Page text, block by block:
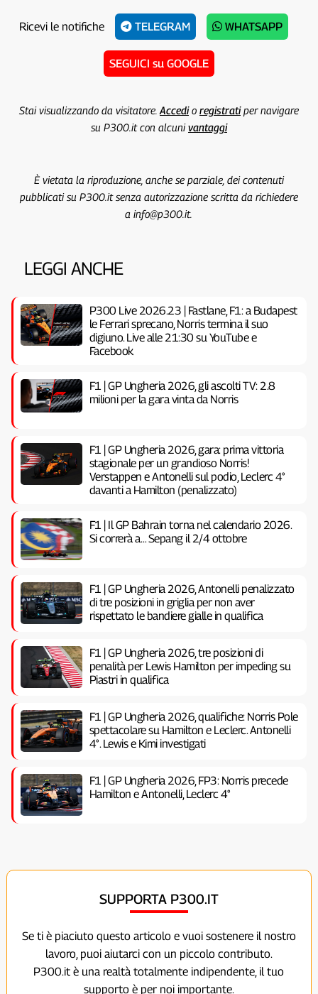
Ricevi le notifiche TELEGRAM WHATSAPP
SEGUICI su GOOGLE
Stai visualizzando da visitatore. Accedio registratiper navigare
su P300.it con alcunivantaggi
È vietata la riproduzione, anche se parziale, dei contenuti
pubblicati su P300.it senza autorizzazione scritta da richiedere
a info@p300.it.
LEGGI ANCHE
P300 Live 2026.23 | Fastlane, F1: a Budapest
le Ferrari sprecano, Norris termina il suo
digiuno. Live alle 21:30 su YouTube e
Facebook
F1 | GP Ungheria 2026, gli ascolti TV: 2.8
milioni per la gara vinta da Norris
F1 | GP Ungheria 2026, gara: prima vittoria
stagionale per un grandioso Norris!
Verstappen e Antonelli sul podio, Leclerc 4°
davanti a Hamilton (penalizzato)
F1 | Il GP Bahrain torna nel calendario 2026.
Si correrà a… Sepang il 2/4 ottobre
F1 | GP Ungheria 2026, Antonelli penalizzato
di tre posizioni in griglia per non aver
rispettato le bandiere gialle in qualifica
F1 | GP Ungheria 2026, tre posizioni di
penalità per Lewis Hamilton per impeding su
Piastri in qualifica
F1 | GP Ungheria 2026, qualifiche: Norris Pole
spettacolare su Hamilton e Leclerc. Antonelli
4°. Lewis e Kimi investigati
F1 | GP Ungheria 2026, FP3: Norris precede
Hamilton e Antonelli, Leclerc 4°
SUPPORTA P300.IT
Se ti è piaciuto questo articolo e vuoi sostenere il nostro
lavoro, puoi aiutarci con un piccolo contributo.
P300.it è una realtà totalmente indipendente, il tuo
supporto è per noi importante.